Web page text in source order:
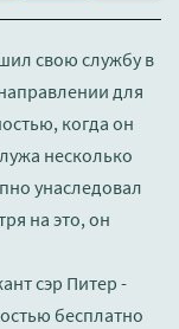
свою службу в
для
когда он
несколько
унаследовал
на это, он
сэр Питер -
бесплатно